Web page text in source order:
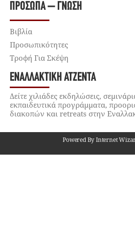
ΠΡΌΣΩΠΑ – ΓΝΏΣΗ
Βιβλία
Προσωπικότητες
Τροφή Για Σκέψη
ΕΝΑΛΛΑΚΤΙΚΉ ΑΤΖΈΝΤΑ
Δείτε χιλιάδες εκδηλώσεις,
εκπαιδευτικά προγράμματα,
διακοπών και retreats στην
Powered By Internet